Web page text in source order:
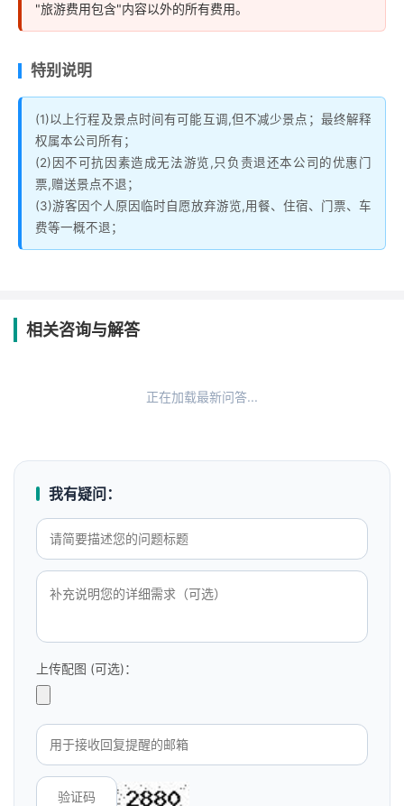
"旅游费用包含"内容以外的所有费用。
特别说明
(1)以上行程及景点时间有可能互调,但不减少景点；最终解释
权属本公司所有；
(2)因不可抗因素造成无法游览,只负责退还本公司的优惠门
票,赠送景点不退；
(3)游客因个人原因临时自愿放弃游览,用餐、住宿、门票、车
费等一概不退；
相关咨询与解答
正在加载最新问答...
我有疑问：
上传配图 (可选)：